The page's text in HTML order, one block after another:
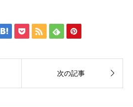
    
次の記事 